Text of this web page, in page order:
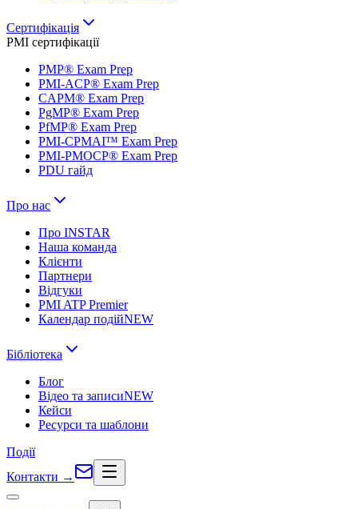
Сертифікація
PMI сертифікації
PMP® Exam Prep
PMI-ACP® Exam Prep
CAPM® Exam Prep
PgMP® Exam Prep
PfMP® Exam Prep
PMI-CPMAI™ Exam Prep
PMI-PMOCP® Exam Prep
PDU гайд
Про нас
Про INSTAR
Наша команда
Клієнти
Партнери
Відгуки
PMI ATP Premier
Календар подійNEW
Бібліотека
Блог
Відео та записиNEW
Кейси
Ресурси та шаблони
Події
Контакти →